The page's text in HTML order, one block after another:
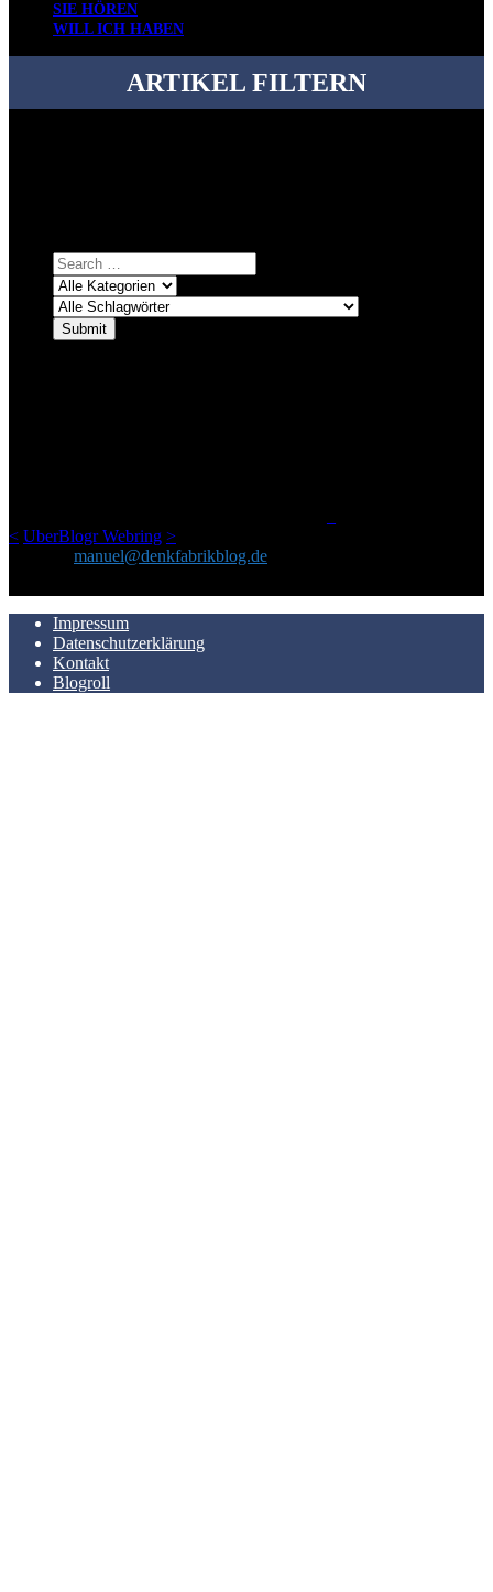
SIE HÖREN
WILL ICH HABEN
ARTIKEL FILTERN
< UberBlogr Webring >
manuel@denkfabrikblog.de
Impressum
Datenschutzerklärung
Kontakt
Blogroll